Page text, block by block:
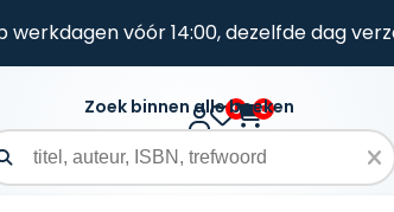
werkdagen vóór 14:00, dezelfde dag
0 0
Zoek binnen alle boeken